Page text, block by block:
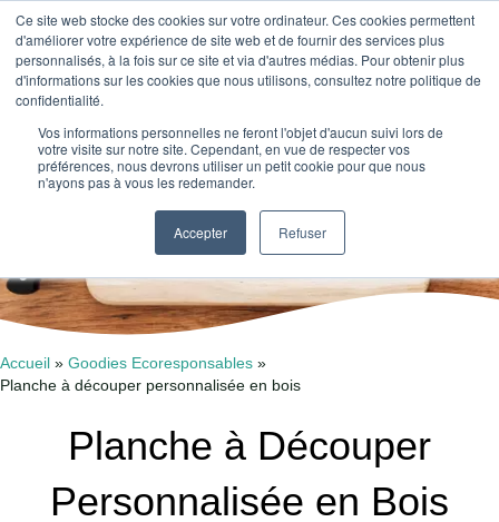
Ce site web stocke des cookies sur votre ordinateur. Ces cookies permettent
d'améliorer votre expérience de site web et de fournir des services plus
personnalisés, à la fois sur ce site et via d'autres médias. Pour obtenir plus
d'informations sur les cookies que nous utilisons, consultez notre politique de
confidentialité.
Vos informations personnelles ne feront l'objet d'aucun suivi lors de
votre visite sur notre site. Cependant, en vue de respecter vos
préférences, nous devrons utiliser un petit cookie pour que nous
n'ayons pas à vous les redemander.
Accepter Refuser
Absolu Wood
Planche à découper
Offrez l'Élégance Naturelle
Accueil » Goodies Ecoresponsables »
Planche à découper personnalisée en bois
Planche à Découper
Personnalisée en Bois